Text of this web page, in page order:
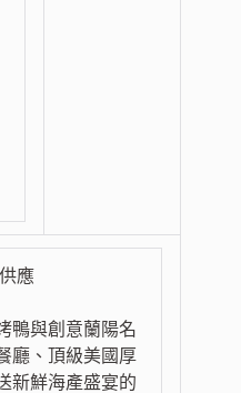
應
鴨與創意蘭陽名
廳、頂級美國厚
新鮮海產盛宴的